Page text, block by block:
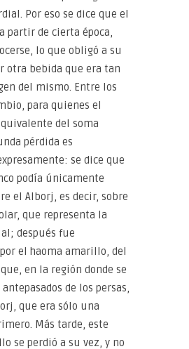
Por eso se dice que el
partir de cierta época,
lo que obligó a su
otra bebida que era tan
del mismo. Entre los
para quienes el
del soma
pérdida es
se dice que
podía únicamente
el Alborj, es decir, sobre
que representa la
después fue
el haoma amarillo, del
en la región donde se
de los persas,
que era sólo una
Más tarde, este
se perdió a su vez, y no